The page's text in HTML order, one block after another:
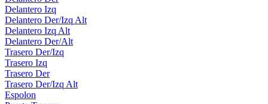
Delantero Izq
Delantero Der/Izq Alt
Delantero Izq Alt
Delantero Der/Alt
Trasero Der/Izq
Trasero Izq
Trasero Der
Trasero Der/Izq Alt
Espolon